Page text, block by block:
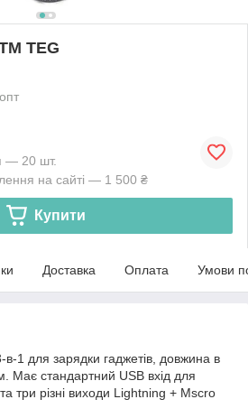
TEG
— 20 шт.
на сайті — 1 500 ₴
Купити
Доставка Оплата Умови
в-1 для зарядки гаджетів, довжина в
Має стандартний USB вхід для
три різні виходи Lightning + Mscro